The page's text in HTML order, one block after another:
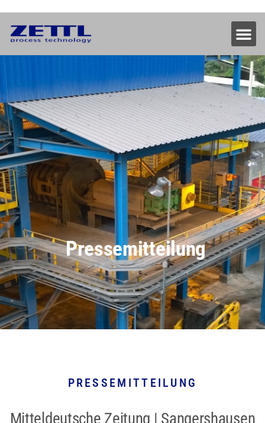
Pressemitteilung
PRESSEMITTEILUNG
Mitteldeutsche Zeitung | Sangershausen